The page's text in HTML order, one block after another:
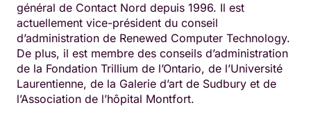
général de Contact Nord depuis 1996. Il est
actuellement vice-président du conseil
d’administration de Renewed Computer Technology.
De plus, il est membre des conseils d’administration
de la Fondation Trillium de l’Ontario, de l’Université
Laurentienne, de la Galerie d’art de Sudbury et de
l’Association de l’hôpital Montfort.